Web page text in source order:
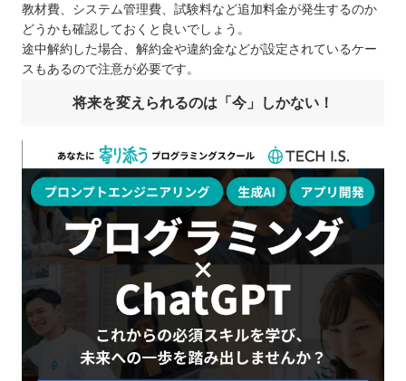
教材費、システム管理費、試験料など追加料金が発生するのか
どうかも確認しておくと良いでしょう。
途中解約した場合、解約金や違約金などが設定されているケー
スもあるので注意が必要です。
将来を変えられるのは「今」しかない！